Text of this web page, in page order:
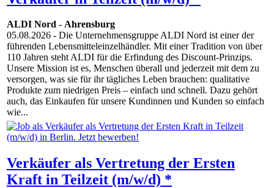
ALDI Nord - Ahrensburg
05.08.2026 - Die Unternehmensgruppe ALDI Nord ist einer der
führenden Lebensmitteleinzelhändler. Mit einer Tradition von über
110 Jahren steht ALDI für die Erfindung des Discount-Prinzips.
Unsere Mission ist es, Menschen überall und jederzeit mit dem zu
versorgen, was sie für ihr tägliches Leben brauchen: qualitative
Produkte zum niedrigen Preis – einfach und schnell. Dazu gehört
auch, das Einkaufen für unsere Kundinnen und Kunden so einfach
wie...
Verkäufer als Vertretung der Ersten
Kraft in Teilzeit (m/w/d) *